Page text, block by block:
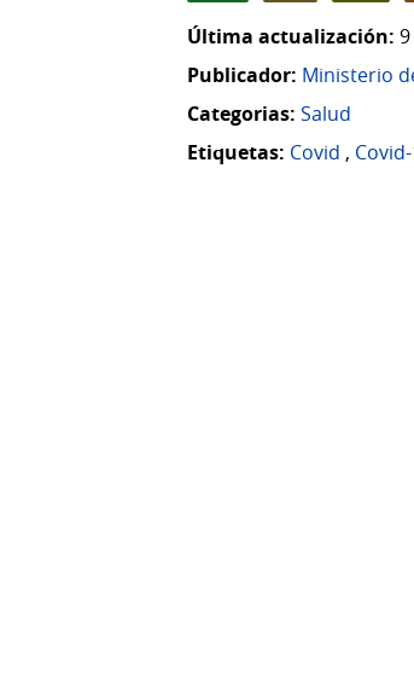
Última actualización:
Publicador: Ministerio
Categorias: Salud
Etiquetas: Covid ,